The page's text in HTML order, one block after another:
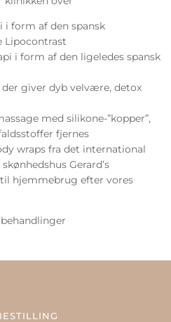
i form af den spansk
Lipocontrast
i form af den ligeledes spansk
der giver dyb velvære, detox
med silikone-”kopper”,
fjernes
wraps fra det international
Gerard’s
hjemmebrug efter vores